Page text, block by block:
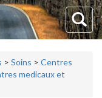
> Soins > Centres
medicaux et